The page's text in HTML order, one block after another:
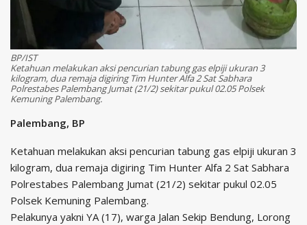
BP/IST
Ketahuan melakukan aksi pencurian tabung gas elpiji ukuran 3
kilogram, dua remaja digiring Tim Hunter Alfa 2 Sat Sabhara
Polrestabes Palembang Jumat (21/2) sekitar pukul 02.05 Polsek
Kemuning Palembang.
Palembang, BP
Ketahuan melakukan aksi pencurian tabung gas elpiji ukuran 3
kilogram, dua remaja digiring Tim Hunter Alfa 2 Sat Sabhara
Polrestabes Palembang Jumat (21/2) sekitar pukul 02.05
Polsek Kemuning Palembang.
Pelakunya yakni YA (17), warga Jalan Sekip Bendung, Lorong